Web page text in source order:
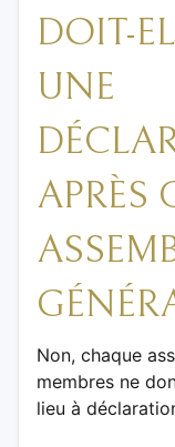
DOIT-
UNE
APRÈS
Non, chaque
membres ne
lieu à